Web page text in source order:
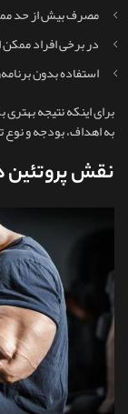
مصرف بیش‌ از حد
در برخی افراد
استفاده بدون
برای اینکه نتیجه
به اهداف، بودجه و نوع
نقش پروتئین